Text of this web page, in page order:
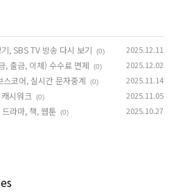
, SBS TV 방송 다시 보기
(0) 2025.12.11
, 출금, 이체) 수수료 면제 (0) 2025.12.02
코어, 실시간 문자중계 (0) 2025.11.14
시워크 (0) 2025.11.05
라마, 책, 웹툰 (0) 2025.10.27